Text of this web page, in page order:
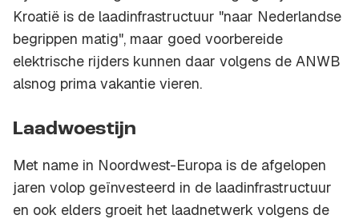
Kroatië is de laadinfrastructuur "naar Nederlandse
begrippen matig", maar goed voorbereide
elektrische rijders kunnen daar volgens de ANWB
alsnog prima vakantie vieren.
Laadwoestijn
Met name in Noordwest-Europa is de afgelopen
jaren volop geïnvesteerd in de laadinfrastructuur
en ook elders groeit het laadnetwerk volgens de